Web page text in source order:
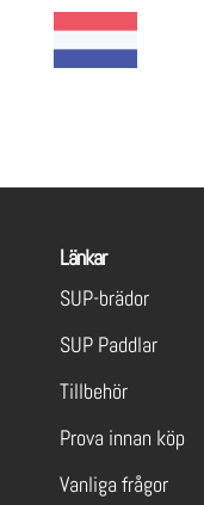
Länkar
SUP-brädor
SUP Paddlar
Tillbehör
Prova innan köp
Vanliga frågor